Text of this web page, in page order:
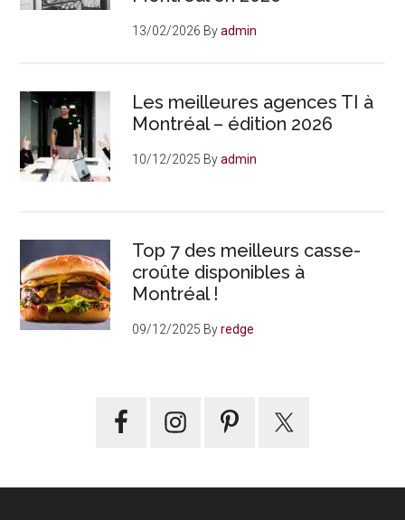
13/02/2026 Byadmin
Les meilleures agences TI à
Montréal – édition 2026
10/12/2025 Byadmin
Top 7 des meilleurs casse-
croûte disponibles à
Montréal !
09/12/2025 Byredge